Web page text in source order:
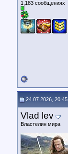
1,183 сообщениях
24.07.2026, 20:45
Vlad lev
Властелин мира